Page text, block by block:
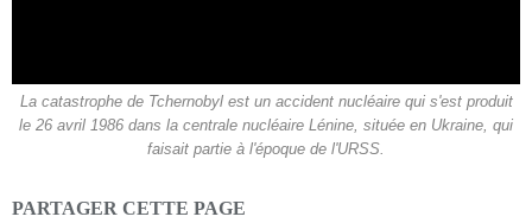
La catastrophe de Tchernobyl est un accident nucléaire qui s'est produit
le 26 avril 1986 dans la centrale nucléaire Lénine, située en Ukraine, qui
faisait partie à l'époque de l'URSS.
PARTAGER CETTE PAGE